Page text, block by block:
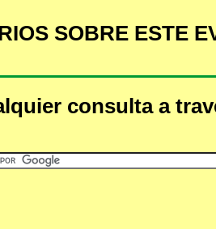
SOBRE ESTE
consulta a